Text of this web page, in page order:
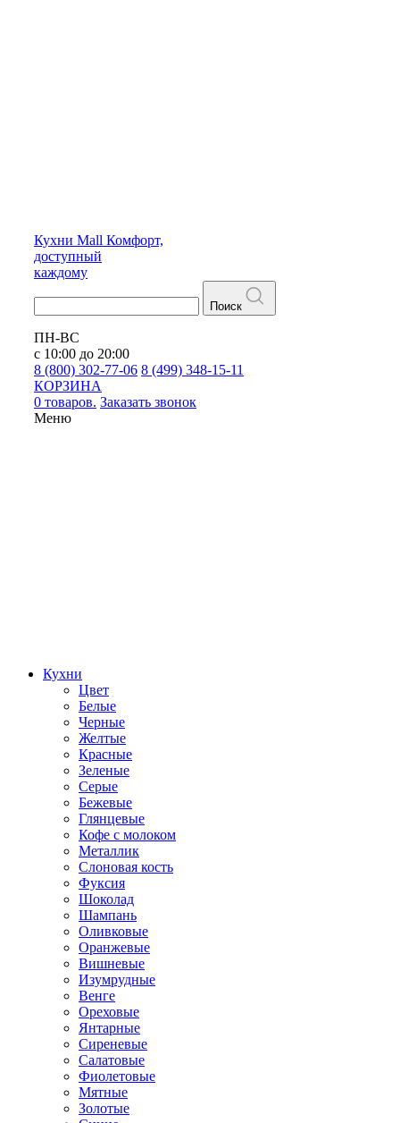
Кухни Mall Комфорт,
доступный
каждому
Поиск
ПН-ВС
с 10:00 до 20:00
8 (800) 302-77-06 8 (499) 348-15-11
КОРЗИНА
0 товаров. Заказать звонок
Меню
Кухни
Цвет
Белые
Черные
Желтые
Красные
Зеленые
Серые
Бежевые
Глянцевые
Кофе с молоком
Металлик
Слоновая кость
Фуксия
Шоколад
Шампань
Оливковые
Оранжевые
Вишневые
Изумрудные
Венге
Ореховые
Янтарные
Сиреневые
Салатовые
Фиолетовые
Мятные
Золотые